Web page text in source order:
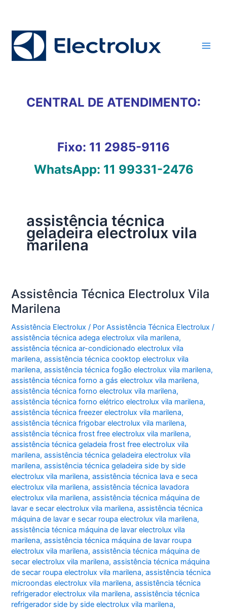
conteúdo
CENTRAL DE ATENDIMENTO:
Fixo: 11 2985-9116
WhatsApp: 11 99331-2476
assistência técnica
geladeira electrolux vila
marilena
Assistência Técnica Electrolux Vila
Marilena
Assistência Electrolux / PorAssistência Técnica Electrolux/
assistência técnica adega electrolux vila marilena,
assistência técnica ar-condicionado electrolux vila
marilena,assistência técnica cooktop electrolux vila
marilena,assistência técnica fogão electrolux vila marilena,
assistência técnica forno a gás electrolux vila marilena,
assistência técnica forno electrolux vila marilena,
assistência técnica forno elétrico electrolux vila marilena,
assistência técnica freezer electrolux vila marilena,
assistência técnica frigobar electrolux vila marilena,
assistência técnica frost free electrolux vila marilena,
assistência técnica geladeia frost free electrolux vila
marilena,assistência técnica geladeira electrolux vila
marilena,assistência técnica geladeira side by side
electrolux vila marilena,assistência técnica lava e seca
electrolux vila marilena,assistência técnica lavadora
electrolux vila marilena,assistência técnica máquina de
lavar e secar electrolux vila marilena,assistência técnica
máquina de lavar e secar roupa electrolux vila marilena,
assistência técnica máquina de lavar electrolux vila
marilena,assistência técnica máquina de lavar roupa
electrolux vila marilena,assistência técnica máquina de
secar electrolux vila marilena,assistência técnica máquina
de secar roupa electrolux vila marilena,assistência técnica
microondas electrolux vila marilena,assistência técnica
refrigerador electrolux vila marilena,assistência técnica
refrigerador side by side electrolux vila marilena,